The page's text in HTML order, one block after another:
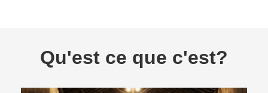
Qu'est ce que c'est?